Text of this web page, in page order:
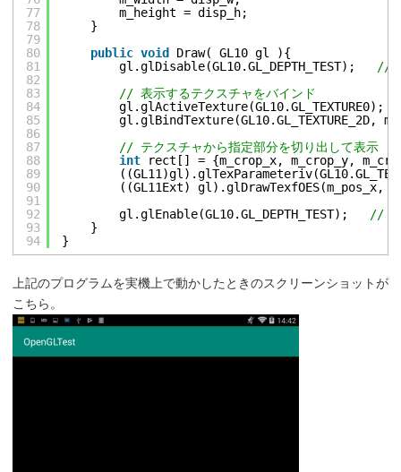
77
78
79
80
81
82
83
84
85
86
87
88
89
90
91
92
93
94
m_height = disp_h;
}
public void
Draw( GL10 gl ){
gl.glDisable(GL10.GL_DEPTH_TEST);
//
// 表示するテクスチャをバインド
gl.glActiveTexture(GL10.GL_TEXTURE0);
gl.glBindTexture(GL10.GL_TEXTURE_2D,
// テクスチャから指定部分を切り出して表示
int
rect[] = {m_crop_x, m_crop_y,
((GL11Ext) gl).glDrawTexfOES(m_pos_x,
gl.glEnable(GL10.GL_DEPTH_TEST);
// デ
}
}
上記のプログラムを実機上で動かしたときのスクリーンショットが
こちら。